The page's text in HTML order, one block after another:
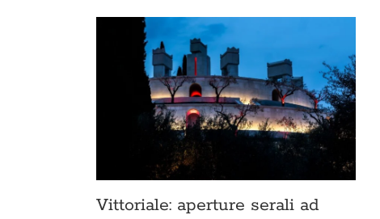
Vittoriale: aperture serali ad